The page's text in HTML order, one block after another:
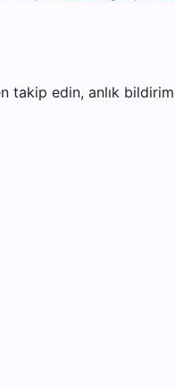
takip edin, anlık